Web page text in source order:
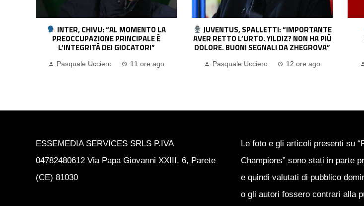
JUVENTUS, SPALLETTI: “IMPORTANTE
AVER RETTO L’URTO. YILDIZ? NON HA PIÙ
DOLORE. BUONI SEGNALI DA ZHEGROVA”
Pasquale Ucciero 12 ore ago
MILAN, AMORIM: “DOBBIAMO
LAVORARE TANTO. LEAO? SI STA
DIVERTENDO. SU CAMARDA…”
Pasquale Ucciero 12 ore ago
ESSEMEDIA SERVICES SRLS P.IVA
04782480612 Via Papa Giovanni XXIII, 6, Parete
(CE) 81030
Le foto e gli articoli presenti su
Champions” sono stati in parte
e quindi valutati di pubblico
o gli autori fossero contrari alla